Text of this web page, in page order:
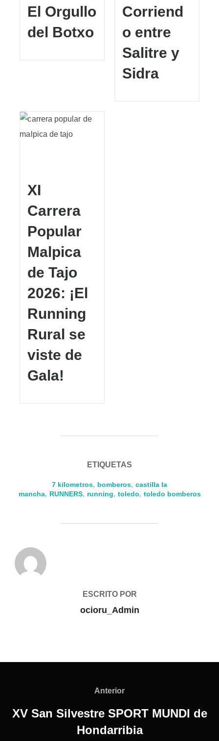
El Orgullo
del Botxo
Corriend
o entre
Salitre y
Sidra
XI
Carrera
Popular
Malpica
de Tajo
2026: ¡El
Running
Rural se
viste de
Gala!
ETIQUETAS
7 kilometros, bomberos, castilla la
mancha, RUNNERS, running, toledo, toledo bomberos
ESCRITO POR
ocioru_Admin
Anterior
XV San Silvestre SPORT MUNDI de
Hondarribia